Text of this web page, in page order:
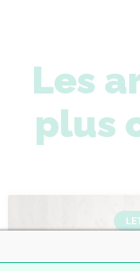
Les
plus